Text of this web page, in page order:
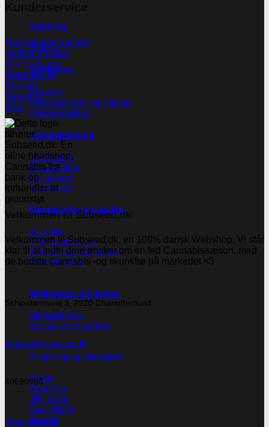
Gødning
Biobizz
Ventilation
Blæsere
Ventilationsrør -og slanger
Blæseregulator
Automatisering
Tidskontrol
Klimakontrol
Lys skinner
Vandkølere
Plantepotter og bakker
Air-Pot®
Plantepotter i stof
Almindelige plantepotter
Plastikbakker
Reflektorer & tilbehør
HPS/MH/CFL
Refleksivt mylar/folie
Forspiring og plantestart
Root!t
Root Riot
Jiffy disks
Eazy Plugs
Grodan
Handelsbetingelser
Artikler og blog
Om Subseed
Returnering
Kontakt
Betaling
FAQ
Velkommen til Subseed.dk
Velkommen til Subseed.dk, en 100% dansk Webshop. Vi står
klar til at indfri dine ønsker om en fed Cannabissæson, med
de bedste Cannabis -og skunkfrø på markedet <3
Schioldannsvej 3, 2920 Charlottenlund
Kontakt@subseed.dk
40690956
@subseed.dk